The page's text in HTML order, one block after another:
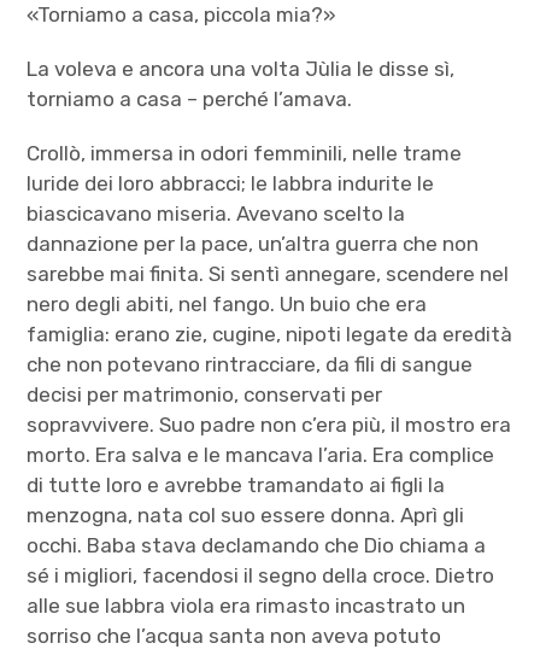
«Torniamo a casa, piccola mia?»
La voleva e ancora una volta Jùlia le disse sì,
torniamo a casa – perché l’amava.
Crollò, immersa in odori femminili, nelle trame
luride dei loro abbracci; le labbra indurite le
biascicavano miseria. Avevano scelto la
dannazione per la pace, un’altra guerra che non
sarebbe mai finita. Si sentì annegare, scendere nel
nero degli abiti, nel fango. Un buio che era
famiglia: erano zie, cugine, nipoti legate da eredità
che non potevano rintracciare, da fili di sangue
decisi per matrimonio, conservati per
sopravvivere. Suo padre non c’era più, il mostro era
morto. Era salva e le mancava l’aria. Era complice
di tutte loro e avrebbe tramandato ai figli la
menzogna, nata col suo essere donna. Aprì gli
occhi. Baba stava declamando che Dio chiama a
sé i migliori, facendosi il segno della croce. Dietro
alle sue labbra viola era rimasto incastrato un
sorriso che l’acqua santa non aveva potuto